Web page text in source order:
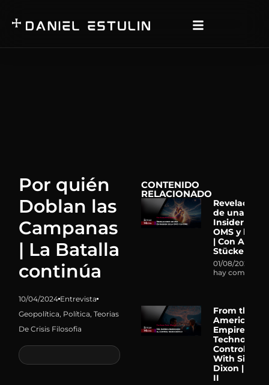
Por quién
Doblan las
Campanas
| La Batalla
continúa
10/04/2024 Entrevista
Geopolítica, Política,Teorias
De Crisis Filosofia
CONTENIDO
RELACIONADO
de una Ex-
Insider de la
OMS y la
| Con Astrid
01/08/2026
hay
From the
American
Empire to
Control |
With Simon
Dixon | Part
II